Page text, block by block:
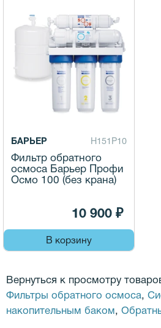
БАРЬЕР Н151Р10
Фильтр обратного
осмоса Барьер Профи
Осмо 100 (без крана)
10 900 ₽
В корзину
Вернуться к просмотру
Фильтры обратного осмоса,
накопительным баком,